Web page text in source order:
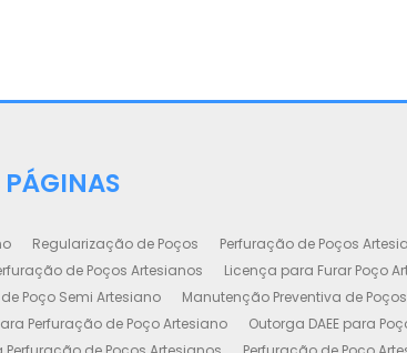
PÁGINAS
Regularização de Poços Perfuração de Poços
de Poços Artesianos
Licença para Furar Poço
Poço Semi Artesiano
Manutenção Preventiva de
Perfuração de Poço Artesiano
Outorga DAEE para